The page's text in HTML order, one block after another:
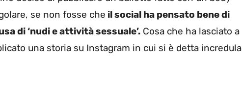
se non fosse che il social ha pensato bene di
di ‘nudi e attività sessuale’. Cosa che ha lasciato a
una storia su Instagram in cui si è detta incredula